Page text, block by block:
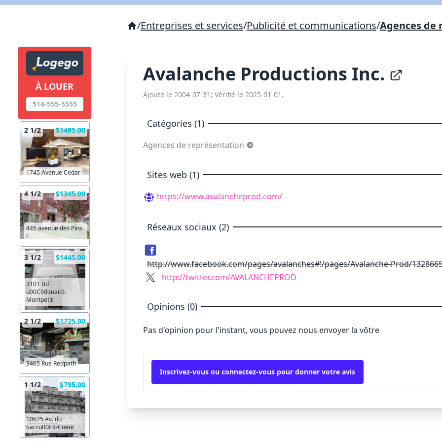
À LOUER
514-555-5555
2 1/2 $1495.00
1745 Avenue Cedar
4 1/2 $1345.00
445 avenue des Pins
E
3 1/2 $1445.00
3101 Bd
u00C9douard-
Montpetit
2 1/2 $1725.00
3465 Rue Redpath
1 1/2 $795.00
10625 Av. du
Sacru00E9-Coeur
/Entreprises et services/Publicité et communications/Agences
Avalanche Productions Inc.
Ajouté le 2004-07-31; Vérifié le 2025-01-01.
Catégories (1)
Agences de représentation
Sites web (1)
https://www.avalancheprod.com/
Réseaux sociaux (2)
http://www.facebook.com/pages/avalanches#!/pages/Avalanche-Prod/
http://twitter.com/AVALANCHEPROD
Opinions (0)
Pas d'opinion pour l'instant, vous pouvez nous envoyer la vôtre
Inscrivez-vous ou connectez-vous pour donner votre avis
X Fermer Envoyez
Copier lien
X Fermer